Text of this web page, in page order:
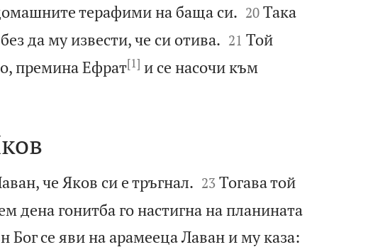
терафими на баща си.
20 Така
да му извести, че си отива.
21 Той
премина Ефрат[1] и се насочи към
че Яков си е тръгнал.
23 Тогава той
дена гонитба го настигна на планината
Бог се яви на арамееца Лаван и му каза: